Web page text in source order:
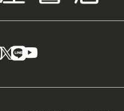
instagram
X LINE